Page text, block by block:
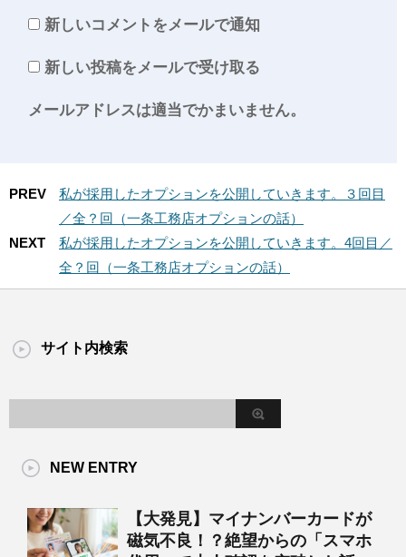
新しいコメントをメールで通知
新しい投稿をメールで受け取る
メールアドレスは適当でかまいません。
PREV
私が採用したオプションを公開していきます。３回目
／全？回（一条工務店オプションの話）
NEXT
私が採用したオプションを公開していきます。4回目／
全？回（一条工務店オプションの話）
サイト内検索
NEW ENTRY
【大発見】マイナンバーカードが
磁気不良！？絶望からの「スマホ